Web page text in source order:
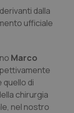
Ulcerosa
dalla
ufficiale
Marco
quello di
chirurgia
nel nostro